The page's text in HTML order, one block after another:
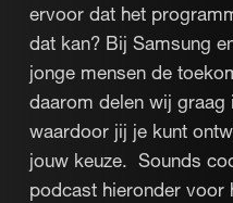
ervoor dat het
dat kan? Bij Samsung
jonge mensen de
daarom delen wij graag
waardoor jij je kunt
jouw keuze. ‍ Sounds
podcast hieronder voor